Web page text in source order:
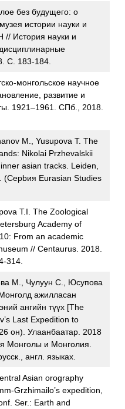
без будущего: о
истории науки и
// История науки и
С. 183-184.
монгольское научное
развитие и
1921–1961. СПб., 2018.
M., Yusupova T. The
Nikolai Przhevalskii
asian tracks. Leiden,
(Серbия Eurasian Studies
T.I. The Zoological
Academy of
From an academic
// Centaurus. 2018.
314.
М., Чулуун С., Юсупова
ажилласан
ангийн түүх [The
Last Expedition to
он). Улаанбаатар. 2018
Монголы и Монголия.
англ. языках.
Asian orography
Grzhimailo’s expedition,
Ser.: Earth and